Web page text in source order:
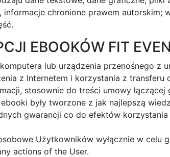
chronione prawem autorskim;
EBOOKÓW FIT EVEN
lub urządzenia przenośnego z
z Internetem i korzystania z transferu
stosownie do treści umowy
były tworzone z jak najlepszą
gwarancji co do efektów
Użytkowników wyłącznie w celu
actions of the User.